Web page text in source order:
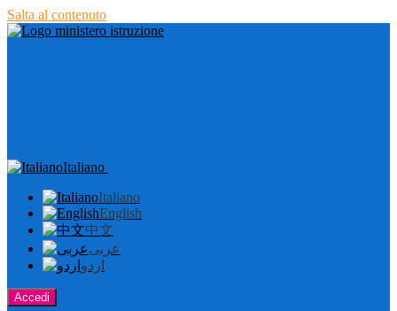
Salta al contenuto
Italiano
Italiano
English
中文
عربى
اردو
Accedi